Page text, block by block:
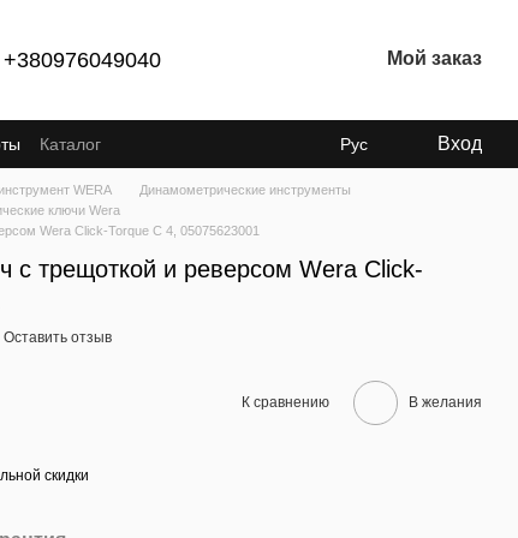
+380976049040 Мой заказ
Каталог Рус Вход
WERA
Динамометрические инструменты
ключи Wera
Wera Click-Torque C 4, 05075623001
с трещоткой и реверсом Wera Click-
Оставить отзыв
К сравнению В желания
скидки